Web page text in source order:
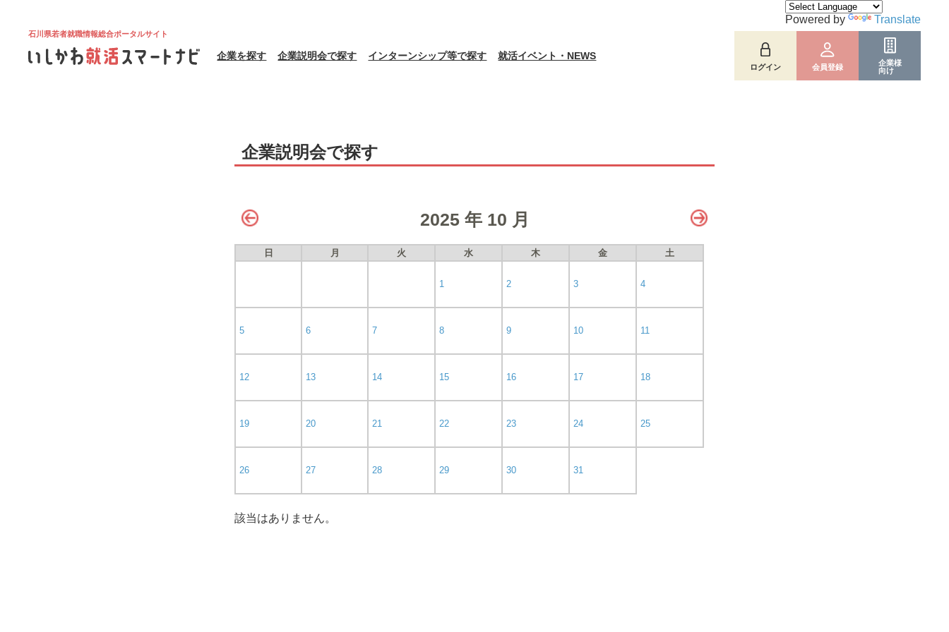
石川県若者就職情報総合ポータルサイト
企業を探す 企業説明会で探す インターンシップ等で探す 就活イベント・NEWS
ログイン 会員登録
企業様
向け
Powered by Translate
企業説明会で探す
2025 年 10 月
日 月 火 水 木 金 土
1 2 3 4
5 6 7 8 9 10 11
12 13 14 15 16 17 18
19 20 21 22 23 24 25
26 27 28 29 30 31
該当はありません。